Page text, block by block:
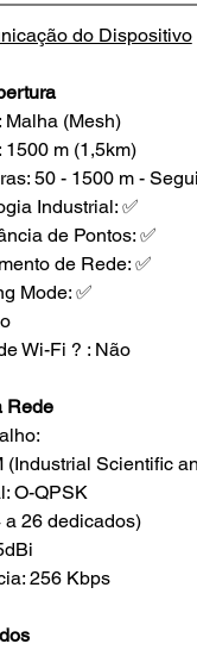
do Dispositivo
Malha (Mesh)
m (1,5km)
50 - 1500 m -
Industrial: ✅
de Pontos: ✅
de Rede: ✅
Mode: ✅
Wi-Fi ? : Não
Rede
(Industrial Scientific
O-QPSK
a 26 dedicados)
256 Kbps